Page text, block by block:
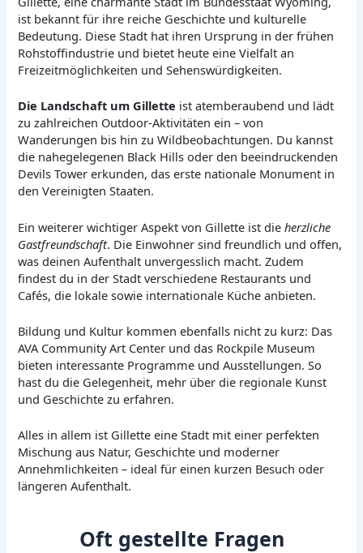
ist bekannt für ihre reiche Geschichte und kulturelle
Bedeutung. Diese Stadt hat ihren Ursprung in der frühen
Rohstoffindustrie und bietet heute eine Vielfalt an
Freizeitmöglichkeiten und Sehenswürdigkeiten.
Die Landschaft um Gillette ist atemberaubend und lädt
zu zahlreichen Outdoor-Aktivitäten ein – von
Wanderungen bis hin zu Wildbeobachtungen. Du kannst
die nahegelegenen Black Hills oder den beeindruckenden
Devils Tower erkunden, das erste nationale Monument in
den Vereinigten Staaten.
Ein weiterer wichtiger Aspekt von Gillette ist dieherzliche
Gastfreundschaft. Die Einwohner sind freundlich und offen,
was deinen Aufenthalt unvergesslich macht. Zudem
findest du in der Stadt verschiedene Restaurants und
Cafés, die lokale sowie internationale Küche anbieten.
Bildung und Kultur kommen ebenfalls nicht zu kurz: Das
AVA Community Art Center und das Rockpile Museum
bieten interessante Programme und Ausstellungen. So
hast du die Gelegenheit, mehr über die regionale Kunst
und Geschichte zu erfahren.
Alles in allem ist Gillette eine Stadt mit einer perfekten
Mischung aus Natur, Geschichte und moderner
Annehmlichkeiten – ideal für einen kurzen Besuch oder
längeren Aufenthalt.
Oft gestellte Fragen